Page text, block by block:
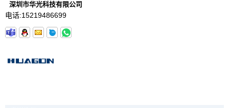
深圳市华光科技有限公司
电话:15219486699